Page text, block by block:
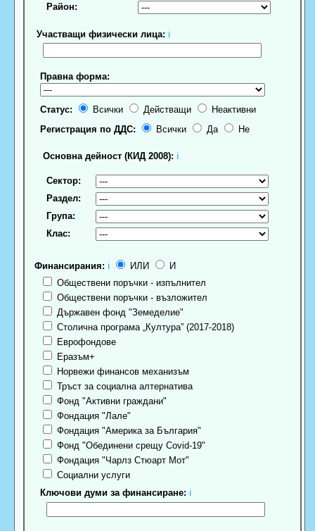
Район:
Участващи физически лица: ℹ
Правна форма:
Статус: Всички Действащи
Неактивни
Регистрация по ДДС:
Всички Да Не
Основна дейност (КИД 2008): ℹ
Сектор:
Раздел:
Група:
Клас:
Финансирания: ℹ ИЛИ
И
Обществени поръчки - изпълнител
Обществени поръчки - възложител
Държавен фонд "Земеделие"
Столична програма „Култура” (2017-2018)
Еврофондове
Еразъм+
Норвежи финансов механизъм
Тръст за социална алтернатива
Фонд "Активни граждани"
Фондация "Лале"
Фондация "Америка за България"
Фонд "Обединени срещу Covid-19"
Фондация "Чарлз Стюарт Мот"
Социални услуги
Ключови думи за финансиране: ℹ